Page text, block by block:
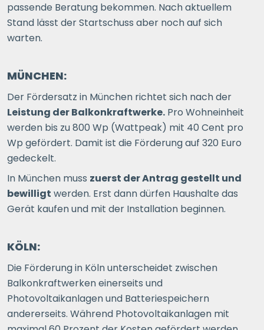
passende Beratung bekommen. Nach aktuellem
Stand lässt der Startschuss aber noch auf sich
warten.
MÜNCHEN:
Der Fördersatz in München richtet sich nach der
Leistung der Balkonkraftwerke. Pro Wohneinheit
werden bis zu 800 Wp (Wattpeak) mit 40 Cent pro
Wp gefördert. Damit ist die Förderung auf 320 Euro
gedeckelt.
In München muss zuerst der Antrag gestellt und
bewilligt werden. Erst dann dürfen Haushalte das
Gerät kaufen und mit der Installation beginnen.
KÖLN:
Die Förderung in Köln unterscheidet zwischen
Balkonkraftwerken einerseits und
Photovoltaikanlagen und Batteriespeichern
andererseits. Während Photovoltaikanlagen mit